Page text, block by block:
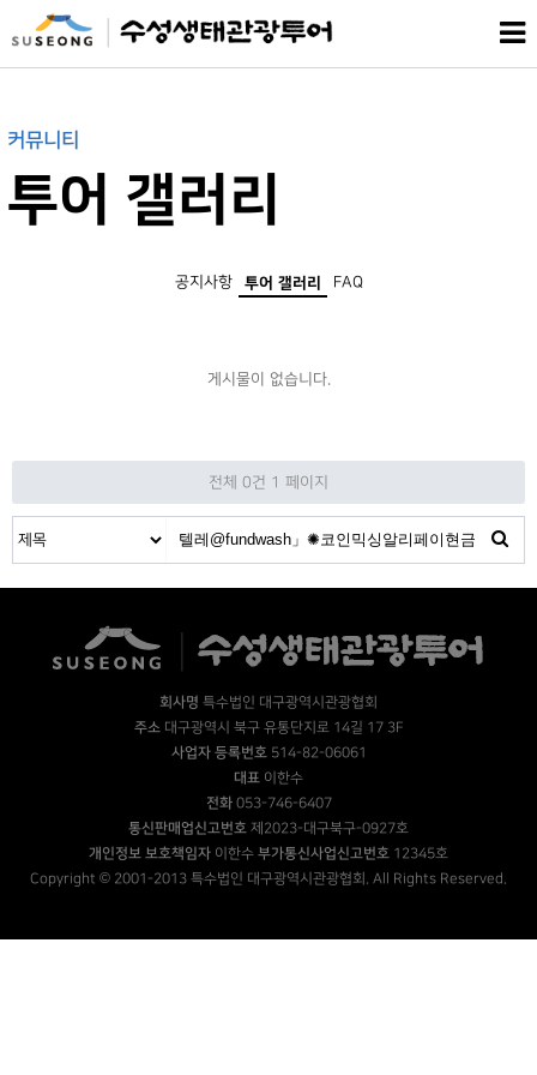
커뮤니티
투어 갤러리
공지사항 투어 갤러리 FAQ
게시물이 없습니다.
전체 0건 1 페이지
회사명 특수법인 대구광역시관광협회
주소대구광역시 북구 유통단지로 14길 17 3F
사업자 등록번호514-82-06061
대표 이한수
전화053-746-6407
통신판매업신고번호 제2023-대구북구-0927호
개인정보 보호책임자 이한수 부가통신사업신고번호 12345호
Copyright © 2001-2013 특수법인 대구광역시관광협회. All Rights Reserved.